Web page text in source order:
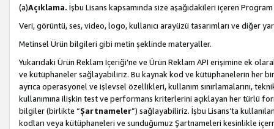
(a)Açıklama. İşbu Lisans kapsamında size aşağıdakileri içeren
Veri, görüntü, ses, video, logo, kullanıcı arayüzü tasarımları ve diğer
Metinsel Ürün bilgileri gibi metin şeklinde materyaller.
Yukarıdaki Ürün Reklam İçeriği’ne ve Ürün Reklam API erişimine ek
ve kütüphaneler sağlayabiliriz. Bu kaynak kod ve kütüphanelerin her
ayrıca operasyonel ve işlevsel özellikleri, kullanım sınırlamalarını,
kullanımına ilişkin test ve performans kriterlerini açıklayan her türlü
bilgiler (birlikte “Şartnameler”) sağlayabiliriz. İşbu Lisans’ta
kodları veya kütüphaneleri ve sunduğumuz Şartnameleri kesinlikle